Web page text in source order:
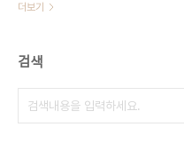
더보기
검색